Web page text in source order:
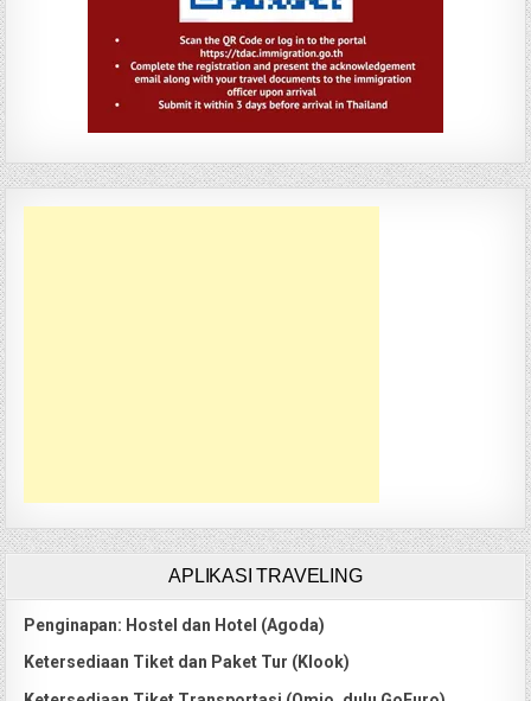
APLIKASI TRAVELING
Penginapan: Hostel dan Hotel (Agoda)
Ketersediaan Tiket dan Paket Tur (Klook)